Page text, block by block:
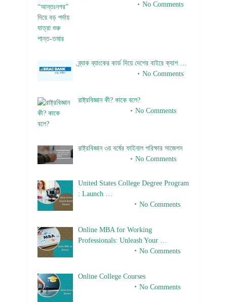
No Comments
ব্র্যাক ব্যাংকের কার্ড দিয়ে দেশের বাইরে ক্যাশ …
No Comments
রাষ্ট্রবিজ্ঞান কী? কাকে বলে?
No Comments
রাষ্ট্রবিজ্ঞান ৩য় বর্ষের ফাইনাল পরিক্ষার সাজেশন
No Comments
United States College Degree Program
: Launch …
No Comments
Online MBA for Working
Professionals: Unleash Your …
No Comments
Online College Courses
No Comments